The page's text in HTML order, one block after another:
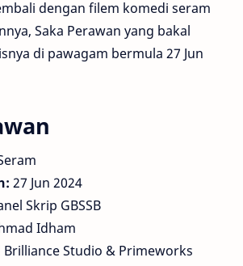
dengan filem komedi seram
Saka Perawan yang bakal
di pawagam bermula 27 Jun
27 Jun 2024
Skrip GBSSB
Idham
Brilliance Studio & Primeworks